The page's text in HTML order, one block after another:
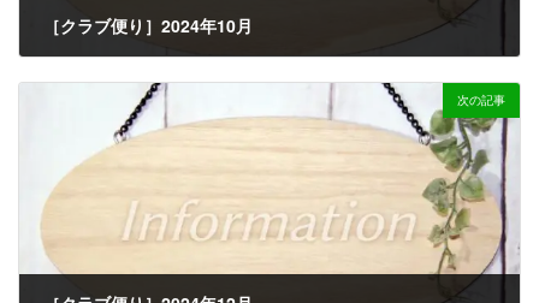
［クラブ便り］2024年10月
次の記事